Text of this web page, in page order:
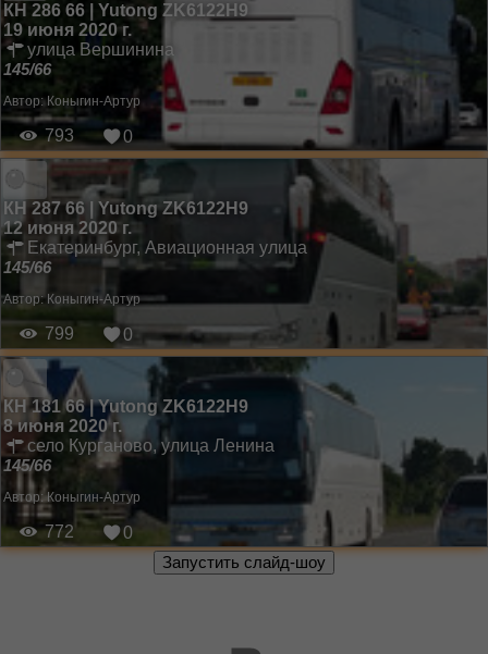
КН 286 66 | Yutong ZK6122H9
19 июня 2020 г.
улица Вершинина
145/66
Автор:Коныгин-Артур
793 0
КН 287 66 | Yutong ZK6122H9
12 июня 2020 г.
Екатеринбург, Авиационная улица
145/66
Автор: Коныгин-Артур
799 0
КН 181 66 | Yutong ZK6122H9
8 июня 2020 г.
село Курганово, улица Ленина
145/66
Автор:Коныгин-Артур
772 0